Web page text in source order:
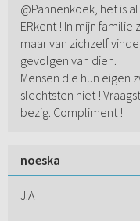
@Pannenkoek, het is
ERkent ! In mijn
maar van zichzelf
gevolgen van dien.
Mensen die hun eigen
slechtsten niet !
bezig. Compliment !
noeska
J.A